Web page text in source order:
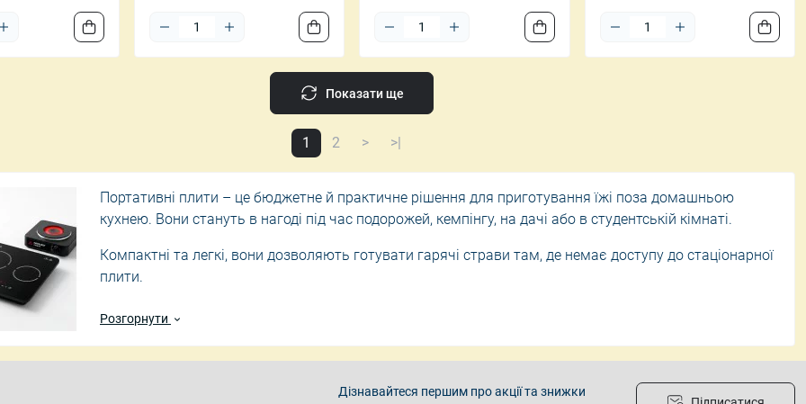
Показати ще
1 2 > >|
Портативні плити – це бюджетне й практичне рішення для приготування їжі поза домашньою
кухнею. Вони стануть в нагоді під час подорожей, кемпінгу, на дачі або в студентській кімнаті.
Компактні та легкі, вони дозволяють готувати гарячі страви там, де немає доступу до стаціонарної
плити.
Газові портативні плити
потребують підключення до мережі. Завдяки простій конструкції такі плити відрізняються низькою
Розгорнути
Дізнавайтеся першим про акції та знижки